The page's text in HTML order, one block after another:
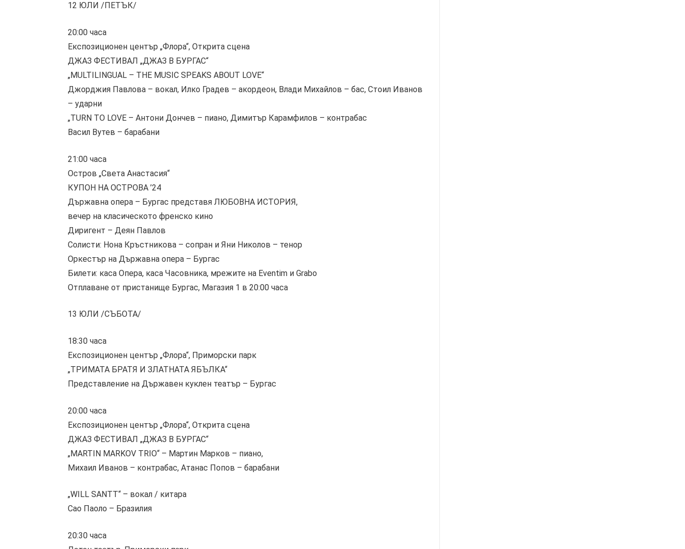
12 ЮЛИ /ПЕТЪК/
20:00 часа
Експозиционен център „Флора“, Открита сцена
ДЖАЗ ФЕСТИВАЛ „ДЖАЗ В БУРГАС“
„MULTILINGUAL – THE MUSIC SPEAKS ABOUT LOVE“
Джорджия Павлова – вокал, Илко Градев – акордеон, Влади Михайлов – бас, Стоил Иванов
– ударни
„TURN TO LOVE – Антони Дончев – пиано, Димитър Карамфилов – контрабас
Васил Вутев – барабани
21:00 часа
Остров „Света Анастасия“
КУПОН НА ОСТРОВА ’24
Държавна опера – Бургас представя ЛЮБОВНА ИСТОРИЯ,
вечер на класическото френско кино
Диригент – Деян Павлов
Солисти: Нона Кръстникова – сопран и Яни Николов – тенор
Оркестър на Държавна опера – Бургас
Билети: каса Опера, каса Часовника, мрежите на Eventim и Grabo
Отплаване от пристанище Бургас, Магазия 1 в 20:00 часа
13 ЮЛИ /СЪБОТА/
18:30 часа
Експозиционен център „Флора“, Приморски парк
„ТРИМАТА БРАТЯ И ЗЛАТНАТА ЯБЪЛКА“
Представление на Държавен куклен театър – Бургас
20:00 часа
Експозиционен център „Флора“, Открита сцена
ДЖАЗ ФЕСТИВАЛ „ДЖАЗ В БУРГАС“
„MARTIN MARKOV TRIO“ – Мартин Марков – пиано,
Михаил Иванов – контрабас, Атанас Попов – барабани
„WILL SANTT“ – вокал / китара
Сао Паоло – Бразилия
20:30 часа